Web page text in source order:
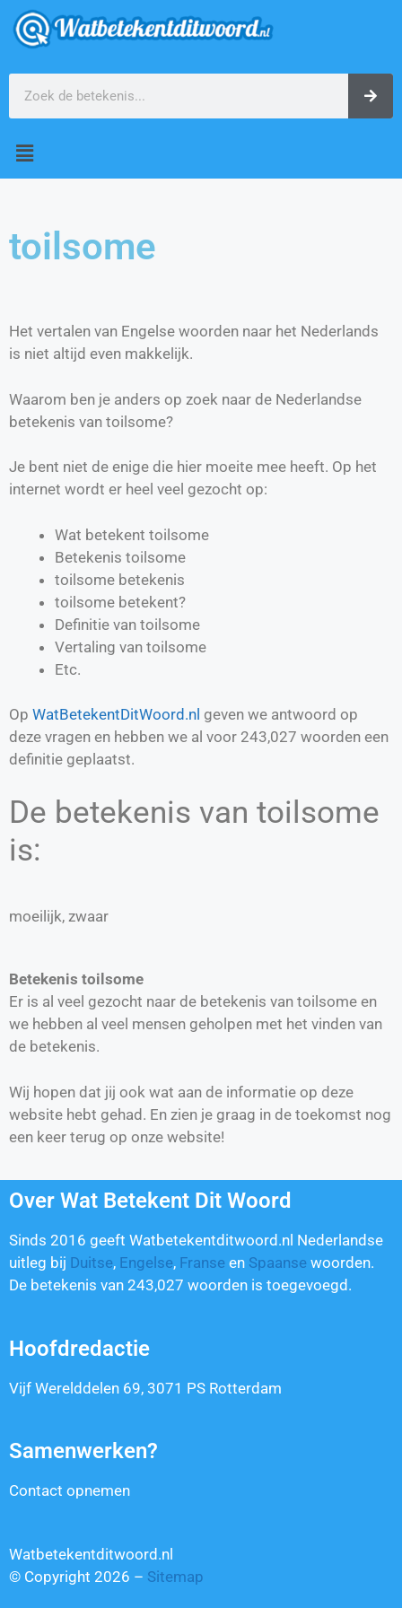
toilsome
Het vertalen van Engelse woorden naar het Nederlands
is niet altijd even makkelijk.
Waarom ben je anders op zoek naar de Nederlandse
betekenis van toilsome?
Je bent niet de enige die hier moeite mee heeft. Op het
internet wordt er heel veel gezocht op:
Wat betekent toilsome
Betekenis toilsome
toilsome betekenis
toilsome betekent?
Definitie van toilsome
Vertaling van toilsome
Etc.
Op WatBetekentDitWoord.nl geven we antwoord op
deze vragen en hebben we al voor 243,027 woorden een
definitie geplaatst.
De betekenis van toilsome
is:
moeilijk, zwaar
Betekenis toilsome
Er is al veel gezocht naar de betekenis van toilsome en
we hebben al veel mensen geholpen met het vinden van
de betekenis.
Wij hopen dat jij ook wat aan de informatie op deze
website hebt gehad. En zien je graag in de toekomst nog
een keer terug op onze website!
Over Wat Betekent Dit Woord
Sinds 2016 geeft Watbetekentditwoord.nl Nederlandse
uitleg bij Duitse, Engelse, Franse en Spaanse woorden.
De betekenis van 243,027 woorden is toegevoegd.
Hoofdredactie
Vijf Werelddelen 69, 3071 PS Rotterdam
Samenwerken?
Contact opnemen
Watbetekentditwoord.nl
© Copyright 2026 – Sitemap